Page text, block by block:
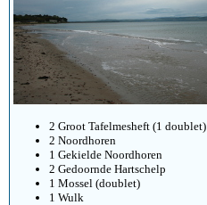
2 Groot Tafelmesheft (1 doublet)
2 Noordhoren
1 Gekielde Noordhoren
2 Gedoornde Hartschelp
1 Mossel (doublet)
1 Wulk